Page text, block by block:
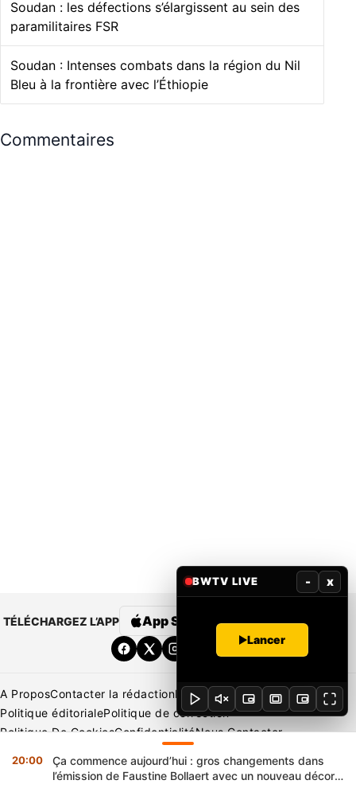
Soudan : les défections s’élargissent au sein des
paramilitaires FSR
Soudan : Intenses combats dans la région du Nil
Bleu à la frontière avec l’Éthiopie
Commentaires
TÉLÉCHARGEZ L’APP App Store Google Play
A ProposContacter la rédactionRédaction
Mentions légales
Politique éditorialePolitique de correction
Politique De CookiesConfidentialitéNous Contacter
Copyright © 2026 BENIN WEB TV | Tous Droits Réservés
20:00
Ça commence aujourd’hui : gros changements dans
l’émission de Faustine Bollaert avec un nouveau décor
BWTV LIVE - x
Lancer